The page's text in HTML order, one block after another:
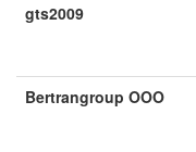
gts2009
Bertrangroup OOO